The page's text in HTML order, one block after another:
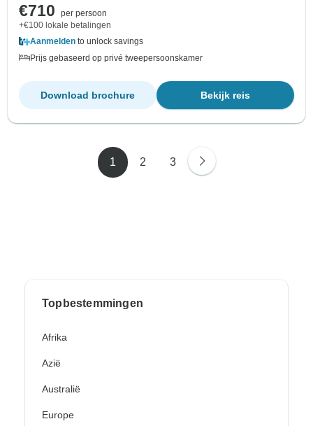
€710
per persoon
+€100 lokale betalingen
Aanmelden to unlock savings
Prijs gebaseerd op privé tweepersoonskamer
Bekijk reis
Download brochure
1 2 3
Topbestemmingen
Afrika
Azië
Australië
Europe